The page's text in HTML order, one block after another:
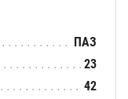
ПАЗ
23
42